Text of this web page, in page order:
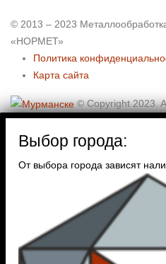
© 2013 – 2023
«НОРМЕТ»
Политика
Карта сайта
© Copyright 2023.
Выбор города:
От выбора города зависят